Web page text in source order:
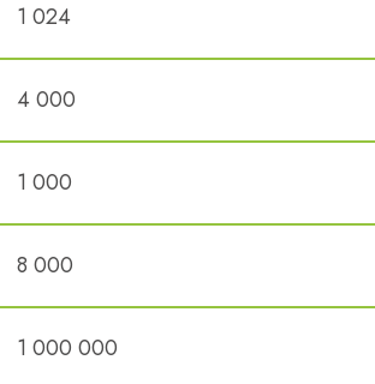
1 024
4 000
1 000
8 000
1 000 000